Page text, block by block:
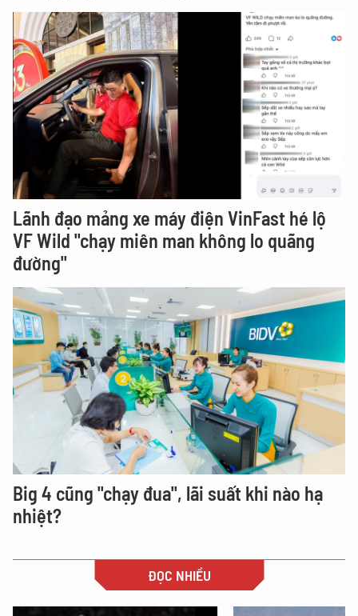
Lãnh đạo mảng xe máy điện VinFast hé lộ
VF Wild "chạy miên man không lo quãng
đường"
Big 4 cũng "chạy đua", lãi suất khi nào hạ
nhiệt?
ĐỌC NHIỀU